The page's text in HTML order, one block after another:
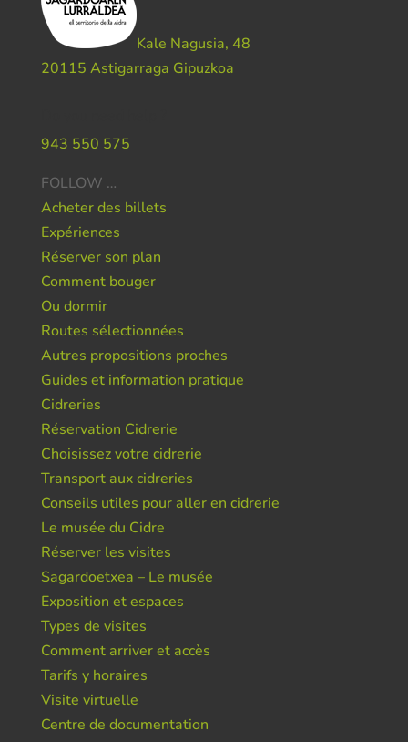
Kale Nagusia, 48
20115 Astigarraga Gipuzkoa
943 550 575
FOLLOW …
Acheter des billets
Expériences
Réserver son plan
Comment bouger
Ou dormir
Routes sélectionnées
Autres propositions proches
Guides et information pratique
Cidreries
Réservation Cidrerie
Choisissez votre cidrerie
Transport aux cidreries
Conseils utiles pour aller en cidrerie
Le musée du Cidre
Réserver les visites
Sagardoetxea – Le musée
Exposition et espaces
Types de visites
Comment arriver et accès
Tarifs y horaires
Visite virtuelle
Centre de documentation